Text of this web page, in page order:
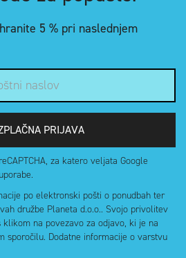
5 % pri naslednjem
PRIJAVA
za katero veljata Google
po elektronski pošti o ponudbah ter
družbe Planeta d.o.o.. Svojo privolitev
na povezavo za odjavo, ki je na
sporočilu. Dodatne informacije o varstvu